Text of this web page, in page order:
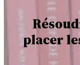
c
e
placer